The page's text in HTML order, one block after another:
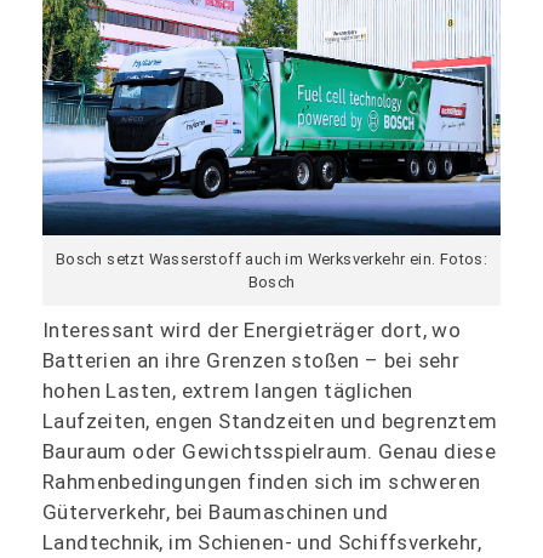
Bosch setzt Wasserstoff auch im Werksverkehr ein. Fotos:
Bosch
Interessant wird der Energieträger dort, wo
Batterien an ihre Grenzen stoßen – bei sehr
hohen Lasten, extrem langen täglichen
Laufzeiten, engen Standzeiten und begrenztem
Bauraum oder Gewichtsspielraum. Genau diese
Rahmenbedingungen finden sich im schweren
Güterverkehr, bei Baumaschinen und
Landtechnik, im Schienen- und Schiffsverkehr,